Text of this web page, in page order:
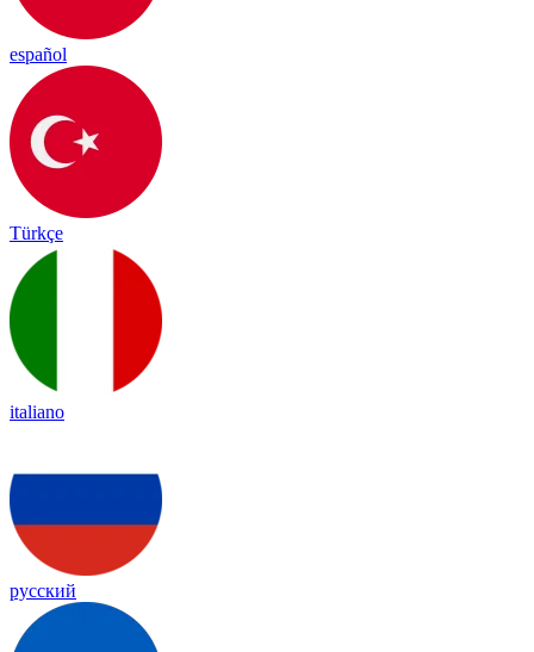
español
Türkçe
italiano
русский